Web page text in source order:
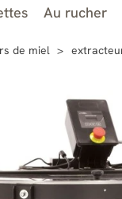
Au rucher
de miel